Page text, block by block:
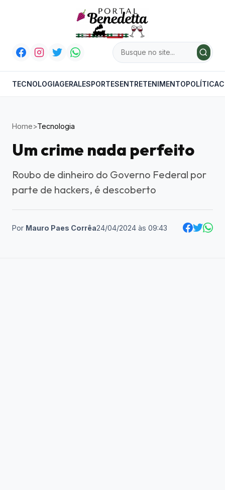
TECNOLOGIAGERALESPORTESENTRETENIMENTOPOLÍTICA
Home>Tecnologia
Um crime nada perfeito
Roubo de dinheiro do Governo Federal por
parte de hackers, é descoberto
Por Mauro Paes Corrêa24/04/2024 às 09:43